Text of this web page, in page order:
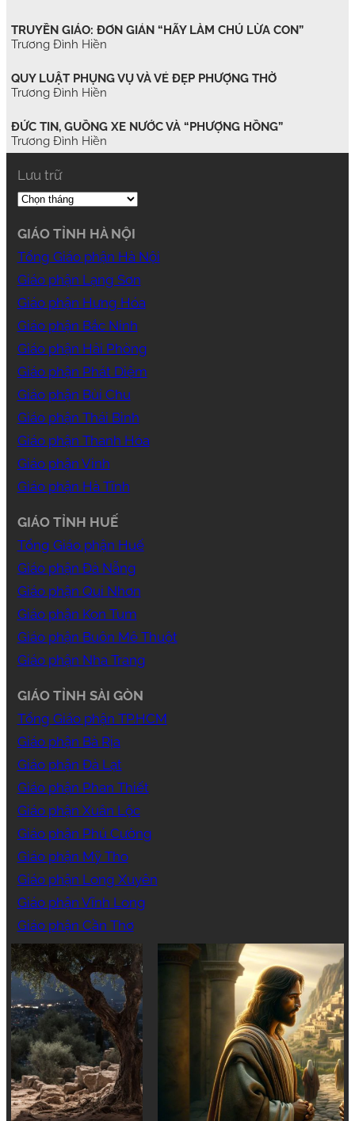
TRUYỀN GIÁO: ĐƠN GIẢN “HÃY LÀM CHÚ LỪA CON”
Trương Đình Hiền
QUY LUẬT PHỤNG VỤ VÀ VẺ ĐẸP PHƯỢNG THỜ
Trương Đình Hiền
ĐỨC TIN, GUỒNG XE NƯỚC VÀ “PHƯỢNG HỒNG”
Trương Đình Hiền
Lưu trữ
GIÁO TỈNH HÀ NỘI
Tổng Giáo phận Hà Nội
Giáo phận Lạng Sơn
Giáo phận Hưng Hóa
Giáo phận Bắc Ninh
Giáo phận Hải Phòng
Giáo phận Phát Diệm
Giáo phận Bùi Chu
Giáo phận Thái Bình
Giáo phận Thanh Hóa
Giáo phận Vinh
Giáo phận Hà Tĩnh
GIÁO TỈNH HUẾ
Tổng Giáo phận Huế
Giáo phận Đà Nẵng
Giáo phận Qui Nhơn
Giáo phận Kon Tum
Giáo phận Buôn Mê Thuột
Giáo phận Nha Trang
GIÁO TỈNH SÀI GÒN
Tổng Giáo phận TP.HCM
Giáo phận Bà Rịa
Giáo phận Đà Lạt
Giáo phận Phan Thiết
Giáo phận Xuân Lộc
Giáo phận Phú Cường
Giáo phận Mỹ Tho
Giáo phận Long Xuyên
Giáo phận Vĩnh Long
Giáo phận Cần Thơ